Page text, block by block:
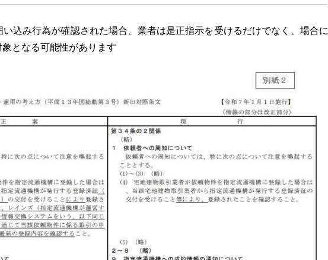
込み行為が確認された場合、業者は是正指示を受けるだけでなく、場合に
となる可能性があります